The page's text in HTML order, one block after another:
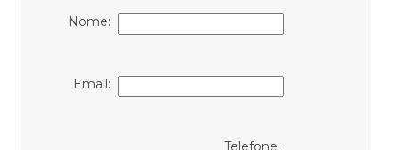
Nome:
Email: